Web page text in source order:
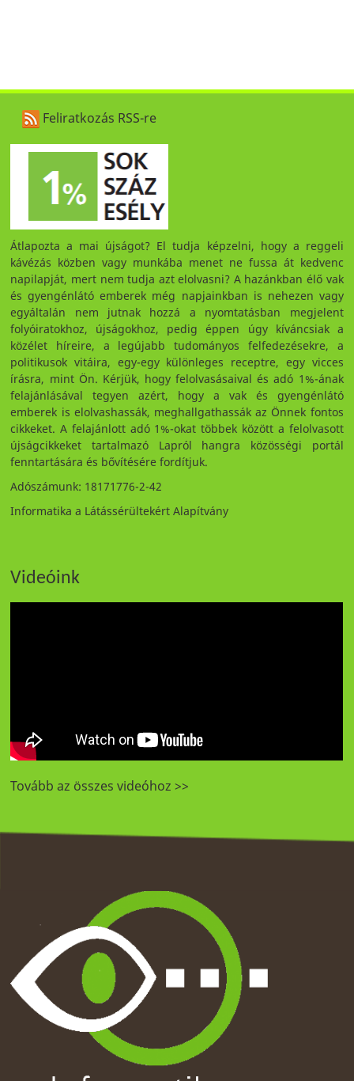
Feliratkozás RSS-re
Átlapozta a mai újságot? El tudja képzelni, hogy a reggeli
kávézás közben vagy munkába menet ne fussa át kedvenc
napilapját, mert nem tudja azt elolvasni? A hazánkban élő vak
és gyengénlátó emberek még napjainkban is nehezen vagy
egyáltalán nem jutnak hozzá a nyomtatásban megjelent
folyóiratokhoz, újságokhoz, pedig éppen úgy kíváncsiak a
közélet híreire, a legújabb tudományos felfedezésekre, a
politikusok vitáira, egy-egy különleges receptre, egy vicces
írásra, mint Ön. Kérjük, hogy felolvasásaival és adó 1%-ának
felajánlásával tegyen azért, hogy a vak és gyengénlátó
emberek is elolvashassák, meghallgathassák az Önnek fontos
cikkeket. A felajánlott adó 1%-okat többek között a felolvasott
újságcikkeket tartalmazó Lapról hangra közösségi portál
fenntartására és bővítésére fordítjuk.
Adószámunk: 18171776-2-42
Informatika a Látássérültekért Alapítvány
Videóink
Tovább az összes videóhoz >>